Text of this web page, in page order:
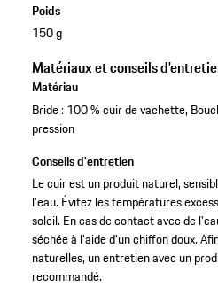
Poids
150 g
Matériaux et conseils
Matériau
Bride : 100 % cuir de vachette,
pression
Conseils d'entretien
Le cuir est un produit naturel,
l'eau. Évitez les températures
soleil. En cas de contact avec de
séchée à l'aide d'un chiffon doux.
naturelles, un entretien avec un
recommandé.